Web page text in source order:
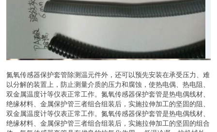
氮氧传感器保护套管除测温元件外，还可以预先安装在承受压力、难
以分解的装置上，防止测量介质的压力和腐蚀，使热电偶、热电阻、
双金属温度计等仪表正常工作。氮氧传感器保护套管是热电偶线材、
绝缘材料、金属保护管三者组合组装后，实施拉伸加工的坚固的阻、
双金属温度计等仪表正常工作。氮氧传感器保护套管是热电偶线材、
绝缘材料、金属保护管三者组合组装后，实施拉伸加工的坚固的组合